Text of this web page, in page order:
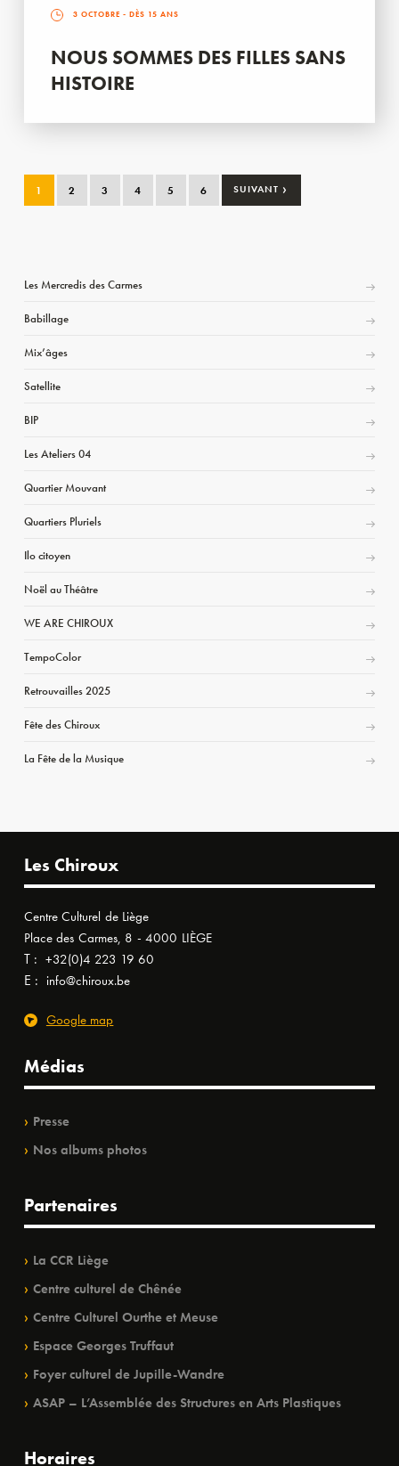
3 OCTOBRE - DÈS 15 ANS
NOUS SOMMES DES FILLES SANS
HISTOIRE
1 2 3 4 5 6 SUIVANT ›
Les Mercredis des Carmes
Babillage
Mix’âges
Satellite
BIP
Les Ateliers 04
Quartier Mouvant
Quartiers Pluriels
Ilo citoyen
Noël au Théâtre
WE ARE CHIROUX
TempoColor
Retrouvailles 2025
Fête des Chiroux
La Fête de la Musique
Les Chiroux
Centre Culturel de Liège
Place des Carmes, 8 - 4000 LIÈGE
T : +32(0)4 223 19 60
E : info@chiroux.be
Google map
Médias
Presse
Nos albums photos
Partenaires
La CCR Liège
Centre culturel de Chênée
Centre Culturel Ourthe et Meuse
Espace Georges Truffaut
Foyer culturel de Jupille-Wandre
ASAP – L’Assemblée des Structures en Arts Plastiques
Horaires